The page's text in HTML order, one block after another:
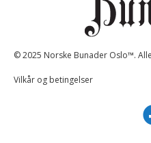
© 2025 Norske Bunader Oslo™.
Vilkår og betingelser